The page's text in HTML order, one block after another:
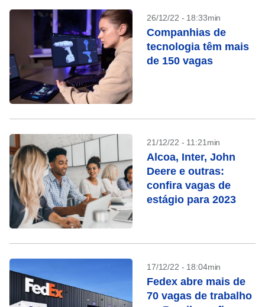
26/12/22 - 18:33min
Companhias de
tecnologia têm mais
de 150 vagas
21/12/22 - 11:21min
Alcoa, Inter, John
Deere e outras:
confira vagas de
estágio para 2023
17/12/22 - 18:04min
Fedex abre mais de
70 vagas de trabalho